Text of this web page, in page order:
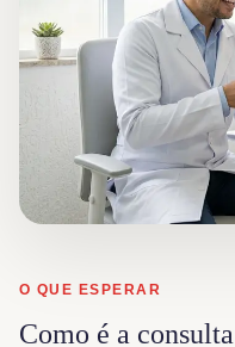
O QUE ESPERAR
Como é a consulta